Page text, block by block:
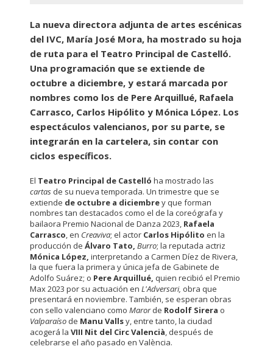
La nueva directora adjunta de artes escénicas
del IVC, María José Mora, ha mostrado su hoja
de ruta para el Teatro Principal de Castelló.
Una programación que se extiende de
octubre a diciembre, y estará marcada por
nombres como los de Pere Arquillué, Rafaela
Carrasco, Carlos Hipólito y Mónica López. Los
espectáculos valencianos, por su parte, se
integrarán en la cartelera, sin contar con
ciclos específicos.
El Teatro Principal de Castelló ha mostrado las
cartas de su nueva temporada. Un trimestre que se
extiende de octubre a diciembrey que forman
nombres tan destacados como el de la coreógrafa y
bailaora Premio Nacional de Danza 2023, Rafaela
Carrasco, en Creaviva; el actor Carlos Hipólito en la
producción de Álvaro Tato, Burro; la reputada actriz
Mónica López, interpretando a Carmen Díez de Rivera,
la que fuera la primera y única jefa de Gabinete de
Adolfo Suárez; o Pere Arquillué, quien recibió el Premio
Max 2023 por su actuación en L'Adversari, obra que
presentará en noviembre. También, se esperan obras
con sello valenciano como Marorde Rodolf Sirera o
Valparaíso de Manu Vallsy, entre tanto, la ciudad
acogerá la VIII Nit del Circ Valencià, después de
celebrarse el año pasado en València.